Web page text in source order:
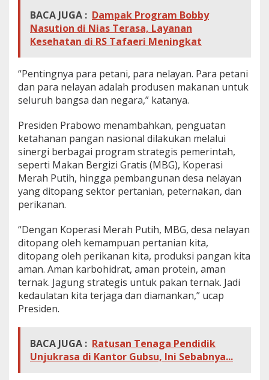
BACA JUGA : Dampak Program Bobby
Nasution di Nias Terasa, Layanan
Kesehatan di RS Tafaeri Meningkat
“Pentingnya para petani, para nelayan. Para petani
dan para nelayan adalah produsen makanan untuk
seluruh bangsa dan negara,” katanya.
Presiden Prabowo menambahkan, penguatan
ketahanan pangan nasional dilakukan melalui
sinergi berbagai program strategis pemerintah,
seperti Makan Bergizi Gratis (MBG), Koperasi
Merah Putih, hingga pembangunan desa nelayan
yang ditopang sektor pertanian, peternakan, dan
perikanan.
“Dengan Koperasi Merah Putih, MBG, desa nelayan
ditopang oleh kemampuan pertanian kita,
ditopang oleh perikanan kita, produksi pangan kita
aman. Aman karbohidrat, aman protein, aman
ternak. Jagung strategis untuk pakan ternak. Jadi
kedaulatan kita terjaga dan diamankan,” ucap
Presiden.
BACA JUGA : Ratusan Tenaga Pendidik
Unjukrasa di Kantor Gubsu, Ini Sebabnya...